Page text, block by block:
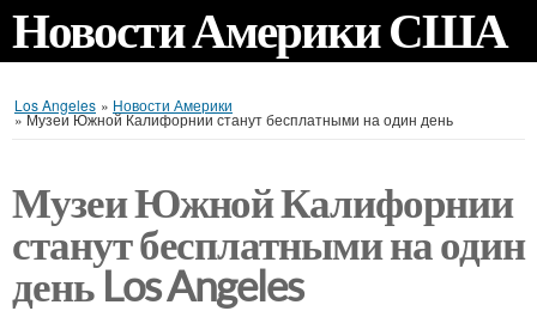
Новости Америки США
Los Angeles » Новости Америки
»Музеи Южной Калифорнии станут бесплатными на один день
Музеи Южной Калифорнии
станут бесплатными на один
день Los Angeles